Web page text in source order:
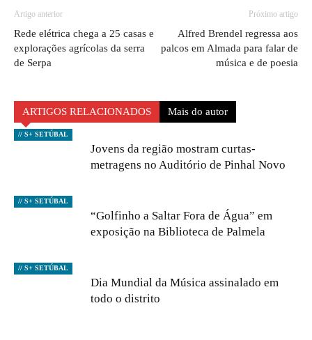
Artigo anterior
Rede elétrica chega a 25 casas e
explorações agrícolas da serra
de Serpa
Próximo artigo
Alfred Brendel regressa aos
palcos em Almada para falar de
música e de poesia
ARTIGOS RELACIONADOS Mais do autor
// S+ SETÚBAL
Jovens da região mostram curtas-
metragens no Auditório de Pinhal Novo
// S+ SETÚBAL
“Golfinho a Saltar Fora de Água” em
exposição na Biblioteca de Palmela
// S+ SETÚBAL
Dia Mundial da Música assinalado em
todo o distrito